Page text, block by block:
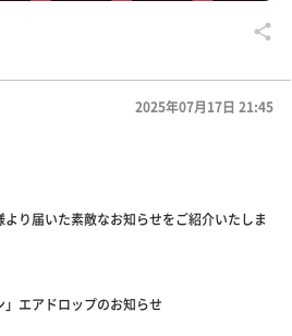
2025年07月17日 21:45
り届いた素敵なお知らせをご紹介いたしま
エアドロップのお知らせ